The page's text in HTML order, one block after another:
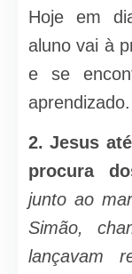
Hoje em
aluno vai à
e se
aprendizado.
2. Jesus
procura
junto ao
Simão,
lançavam